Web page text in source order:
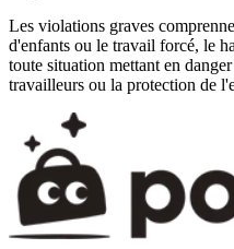
Les violations graves
d'enfants ou le travail forcé, le
toute situation mettant en
travailleurs ou la protection de